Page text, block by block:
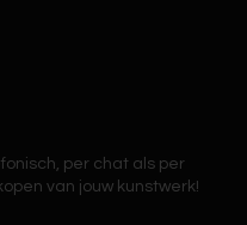
per chat als per
van jouw kunstwerk!